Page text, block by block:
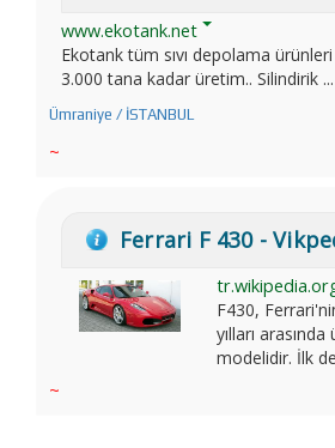
www.ekotank.net
Ekotank tüm sıvı depolama
3.000 tana kadar üretim.. Silindirik ...
Ümraniye / İSTANBUL
~
Ferrari F 430 -
F430,
yılları
modelidir. İlk
~